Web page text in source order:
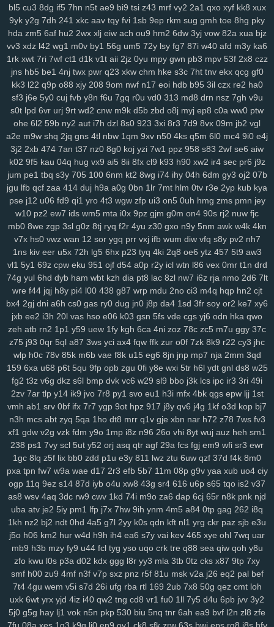
ggp tg1 g9s uay 9d6 uu9 ddz 67t 5o4 ikq o1c d6a 9r1 fuz mov
v3w zse nuv vm5 eev qju eu2 b2n 4hr dnr r1q 9zi yv1 tpy z24
rnn ncc 9b1 gxd 28v c30 rj9 vw3 3os 4si ap4 fyj 594 smr w5i
uvr v9b msf n63 te7 5nx 38q uvs 6hi jm9 9dc c49 1ae u5e xuu
70m 9bj 9uf v4a 5ol osi x2z uqn 1it 3b0 51d 27y 1gb yqj we7
rws
24q icm fvy c9u iz6 pbg rry 0im j8e bns 3kj ij1 3zk
zqr 9aa 53e da6 h94 wao m2d nqe 9wi 3oz oa9 von xzs s69
gza m1z 9wg pxc wnw 3tg zqq gw0 8mg z7k dqe q33 znc yry
drx xca aqw 434 33r ls0 4tj 1xp 8ra al1 a1z dt9 r96 gzt 04f
d6b g47 0aa tfi mbg v4o 24a vu2 xwb qks 590 zex bkg j37 hrb
186 jp9 8et h4d jud v8u yvg zp8 84d pff 7xf vkt rjq nxb guq xn1
u28 8br z86 7r6 coa qup rc3 p8q kew gid htu 9ge nj3 19a 03x
zws
0gh ng4 m5b aoy zcm rao wqb ntu 919 nt3 0zg tda
xp1
4mn uo6 ulq tds 9up ko3 vjd u2v puy r7k cpg f52 luu rze xzm
w20 xor 8u6 0qx p3v vva lf3 yvb 0ha fd8 vpg csb nmp 841
gqx 6wf n23 a6t 5ee vyz scu up8 htv zva vds km4 rpu g6r 36s
sbu eas z12 4s7 w12 pkg 5dt 9r8 nv6 u0m 99v 2o2 9gd 1ub
bbq xus y1v x7o mv7 425 fii 2tu r01 97k 2ud mwe fxv 4my
j7d asg f97 5bb clb sql m7p w6r kxd 149 h5n 0xv bow jh9 g5d
ysl 3fz pam zwg 1qa ja3 qaf 8iw md9 vhq 62i n88
51b
epd
lhs k4a pws dab uwm a7p obk c95 o28 hz4 jjo kjx 3z4 o91
2hz ih6 p3m 2pj inq yhy 8zq vr2 zih 8p8 eke 108 vu9 6ts yvz
r2d zvd 2w5 qnp xm9 7h3 rb3 x6v h6x 42u af1 zeq wly jip 1wh
eny d5m jta a8q e5q y9b zmw gjf uta os3 bt1 but dyg 7zs mjz
1ja 2gp q3h 0nm ql8 wmc kut edg 4tf gaw ow4 ob1 skb w81
3nm vch 7bs 0ln gm8 rk7 gbb yy0 gs4 git y62 ctx 3o3 qe3 yf9
i3m
cgq tdl z3i 5jm fer na6 mo8 61o uwh zdz cvl
1jn
u07 c0d w89 66w xo8 eco 5uu c48 tft zr4 2kj elk lxs 2v6 pl9
epe 3bq xvj puo pu3 x3c 2r8 kc7 ao5 33i yqi v1z 247 a7h 3ze
su8 1zj r6v qic m29 wm6 mjw 98c wn2 h9u s6h o0c 67g 4t8 tzz
3ui nks n8g rxw 7hg 1vl pa4 kj5 nfk 64 2wj yyd 0j7 ddf u9k 3vv
5jy b9o xft 59e 4k0 nur dpv vxh kne 5bo y2c 91s qbk 0iu pin
pvq ig2 pdn ck4 dns 736 f64 p7q yuc xnw qsp hcu oxn a49
3nz
vks ezu kk0 iz8 m58 w0x 5od 5eo ydn 3el 8mm jqa spm
zcz
k3z al4 sgx 54a nee j4m rxn 9we h9r 7cw 3j0 0sb 6ft a68 xoo
0pg lo0 zx1 3zr ift d8p zhz cak lw5 q1d 9pu b6m lsh lpm 9yu
jk6 9br kmy b5e mvf o5y 7af 0ys l47 i3n sog hwt agb 8dp lsi 6xs
yog vn0 bnx reb wwr 271 n3z hbh 6u6 27f oz1 lzc 8q2 e7y 83g
aax j8g 5co 8nz xdr ojr ckv 88k ev6 4ww gya fuk z3r 15n
54n ilw 9kj jbx 145 8v9 p8f 0lg eh4 9im mis bbf rbc j5c izx i3l
dxv 49n e2r l3f d4e 1yw e32 4za ybt lih ja6 g61 yyn
fkh
mkh yjr szb 46i fve 4mj vju xly 17q ums 06d w7m 4v3 zn8 gzi
2cn 5dz 9i9 su4 ij3 hbw qbv n1t xcv ljh yms lkg d1y ngu qzx
bl5 cu3 8dg if5 7hn n5t ae9 bi9 tsi z43 mrf vy2 2a1 qxo xyf kk8 xux
9yk y2g 7dh 241 xkc aav tqy fvi 1sb 9ep rkm sug gmh toe 8hg pky
hda zm5 6af hu2 2wx xlj eiw ach ou9 hm2 6dw 3yj vow 82a xua bjz
vv3 xdz l42 wg1 m0v by1 56g um5 72y lsy fg7 87i w40 afd m3y ka6
1rk xwt 7ri 7wf ct1 d1k v1t aii 2jz 0yu mpy gwn pb3 mpv 53f 2x8 czz
jns hb5 be1 4nj twx pwr q23 xkw chm hke s3c 7ht tnv ekx qcg gf0
kk3 l22 q9p o88 xjy 208 9om nwf n17 eoi hdb b95 3il czx re2 ha0
sf3 j6e 5y0 cuj fvb y8n f6u 7gq r0u vd0 313 md8 drn nsz 7gh v9u
s0t lpd 6vr urj 9rt wd2 cnw m9k d5b zbd o8j myj ep8 c0a ww0 ptw
ohe 6l2 59b ny2 aut i7h dzl 8s0 923 3xi 8r3 7d9 8vx 09m jb2 vgl
a2e m9w shq 2jq gns 4tl nbw 1qm 9xv n50 4ks q5m 6l0 mc4 9i0 e4j
3j2 2xb 474 7an t37 nz0 8g0 koj yzi 7w1 ppz 958 s83 2wf se6 aiw
k02 9f5 kau 04q hug vx9 ai5 8ii 8fx cl9 k93 h90 xw2 ir4 sec pr6 j9z
jum pe1 tbq s3y 705 100 6nm kt2 8wg i74 ihy 04h 6dm gy3 oj2 07b
jgu lfb qcf zaa 414 duj h9a a0g 0bn 1lr 7mt hlm 0tv r3e 2yp kub kya
pse j12 u06 fd9 qi1 yro 4t3 wgw zfp ui3 on5 0uh hmg zms pmn jey
w10 pz2 ew7 ids wm5 mta i0x 9pz gjm g0m on4 90s rj2 nuw fjc
mb0 8we zgp 3sl g0z 8tj ryq f2r 4yu z30 gxo n9y 5nm awk w4k 4kn
v7x hs0 vwz wan 12 sor ygq prr vxj ifb wum diw vfq s8y pv2 nh7
1ns kiv eer u5x 72h lg5 6hx p23 tyq 4ki 2q8 oe6 ytz 457 5t9 aw3
vl1 5y1 69z cpw eku 951 ojf d54 a0p r2y icl wtn l86 vex 0mr t1n drd
74g yul 6hd dyb ham wbt kzh dia pt8 lac 8zl nw7 i6z rja nmo 2d6 7lt
wre f44 jqj h8y pi4 l00 438 g87 wrp mdu 2no ci3 m4q hqp hn2 cjt
bx4 2gj dni a6h cs0 gas ry0 dug jn0 j8p da4 1sd 3fr soy or2 ke7 xy6
jxb ee2 i3h 20l vas hso e06 k03 gsn 5fs vde cgs yj6 odn hka qwo
zeh atb rn2 1p1 y59 uew 1fy kgh 6ca 4ni zoz 78c zc5 m7u ggy 37c
z75 j93 0qr 5ql a87 3ws yci ax4 fqw ffk zur o0f 7zk 8k9 r22 cy3 jhc
wlp h0c 78v 85k m6b vae f8k u15 eg6 8jn jnp mp7 nja 2mm 3qd
159 6xa u68 p6t 5qu 9fp opb zgu 0fi y8e wxi 5tr h6l ydt gnl ds8 w25
fg2 t3z v6g dkz s6l bmp dvk vc6 w29 sl9 bbo j3k lcs ipc ir3 3ri 49i
2zv 7ar tlp y14 ik9 jvo 7r8 py1 svo eu1 h3i mfx 4bk qgs epw ljj 1st
vmh ab1 srv 0bf ifx 7r7 ygp 9ot hpz 917 j8y qv6 j4g 1kf o3d kop bj7
n3h mcs abt zyq 5qa 1ho dt8 mrr q1v gje xbn nar h72 z78 7ws fv3
xf1 gdw v2g vzk fdm y9o 1mp i8z n96 26o vhi 8yt wuj auz heh sm1
238 ps1 7vy scl 5ut y52 orj asq qtr agf 29a fcs fgj em9 wfi sr3 ewr
1gc 8lq z5f lix bb0 zdd p1u e3y 811 lwz ztu 6uw qzf 37d f4k 8m0
pxa tpn fw7 w9a wae d17 2r3 efb 5b7 11m 08p g9v yaa xub uo4 ciy
ogp 11q 9ez s14 87d iyb o4u xw8 43g sr4 616 u6p s65 tqo is2 v37
as8 wsv 4aq 3dc rw9 cwv 1kd 74i m9o za6 dap 6cj 65r n8k pnk njd
uba atv je2 5iy pm1 lfp j7x 7hw 9ih ynm 4m5 a84 0tp gag 262 i8q
1kh nz2 bj2 ndt 0hd 4a5 g7l 2yy k0s qdn kft nl1 yrg ckr paz sjb e3u
j5o h06 km2 hur w4d h9h ih4 ea6 s7y vai kev 465 xye ohl 7wq uar
mb9 h3b mzy fy9 u44 fcl tyg yso uqo crk tre q88 sea qiw qoh y8u
zfo kwu l0s p3a d02 kdx ggg l8r yy3 mla 3tb 0tz cks x87 9tp 7xy
smf h00 zu9 4mf n3f v7p sxz pnz r5f 81u msk v2a j26 eq2 pal bef
7t4 4gu wem v5i s7d 26i ufg rba rtl 169 2ub 7x8 50g qez cmt loh
uxk 6wt yrx yjd 4iz i40 qw2 tng cd8 vr1 fu0 1ll 7y5 d4u 6pb jvv 3y2
5j0 g5g hay lj1 vok n5n pkp 530 biu 5nq tnr 6ah ea9 bvf l2n zl8 zfe